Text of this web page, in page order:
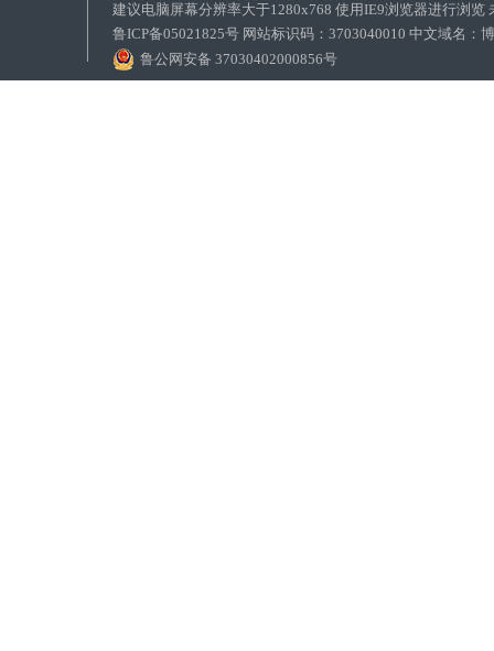
建议电脑屏幕分辨率大于1280x768 使用IE9浏览器进行浏览
鲁ICP备05021825号 网站标识码：3703040010 中文域名：
鲁公网安备 37030402000856号